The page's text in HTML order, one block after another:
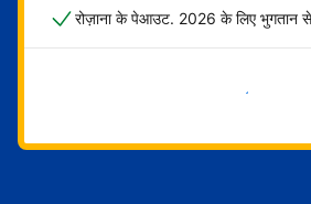
रोज़ाना के पेआउट. 2026 के लिए भुगतान
अभी शुरू करें